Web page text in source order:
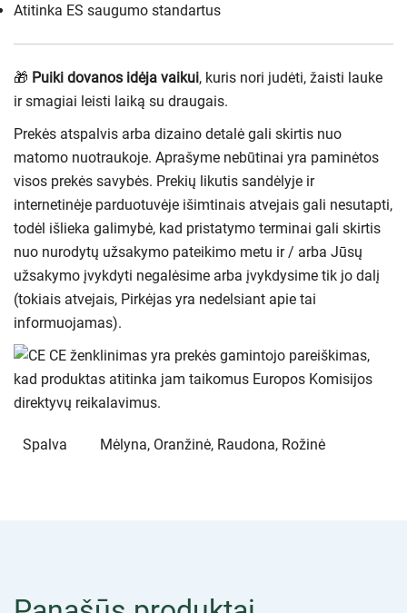
Atitinka ES saugumo standartus
🎁 Puiki dovanos idėja vaikui, kuris nori judėti, žaisti lauke
ir smagiai leisti laiką su draugais.
Prekės atspalvis arba dizaino detalė gali skirtis nuo
matomo nuotraukoje. Aprašyme nebūtinai yra paminėtos
visos prekės savybės. Prekių likutis sandėlyje ir
internetinėje parduotuvėje išimtinais atvejais gali nesutapti,
todėl išlieka galimybė, kad pristatymo terminai gali skirtis
nuo nurodytų užsakymo pateikimo metu ir / arba Jūsų
užsakymo įvykdyti negalėsime arba įvykdysime tik jo dalį
(tokiais atvejais, Pirkėjas yra nedelsiant apie tai
informuojamas).
CE ženklinimas yra prekės gamintojo pareiškimas,
kad produktas atitinka jam taikomus Europos Komisijos
direktyvų reikalavimus.
Spalva Mėlyna, Oranžinė, Raudona, Rožinė